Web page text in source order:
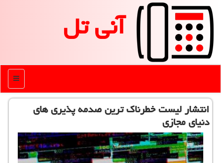
آنی تل
منو
انتشار لیست خطرناك ترین صدمه پذیری های
دنیای مجازی